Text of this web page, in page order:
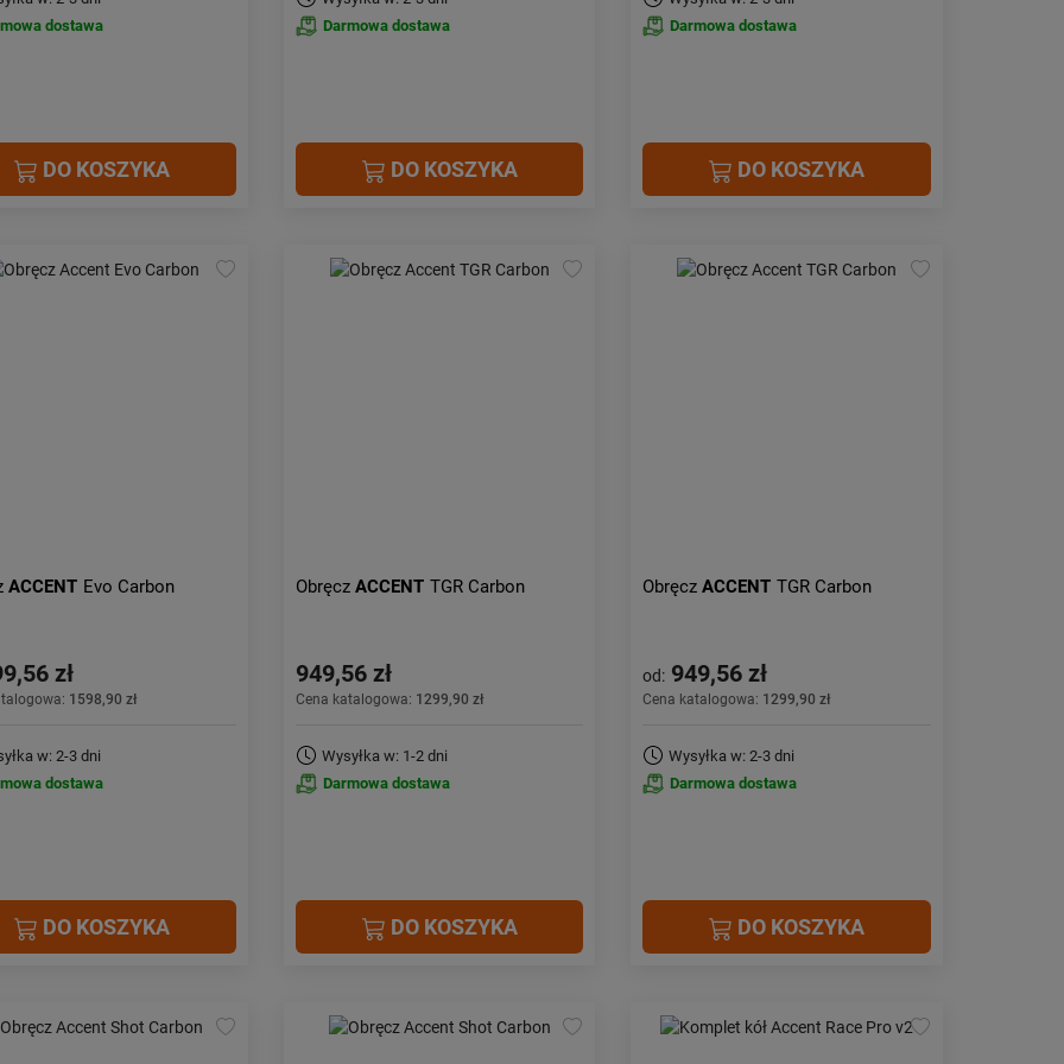
dostawa
DO KOSZYKA
Darmowa dostawa
DO KOSZYKA
Darmowa dostawa
DO KOSZYKA
ACCENT Evo Carbon
zł
1598,90 zł
w: 2-3 dni
dostawa
DO KOSZYKA
Obręcz ACCENT TGR Carbon
949,56 zł
Cena katalogowa: 1299,90 zł
Wysyłka w: 1-2 dni
Darmowa dostawa
DO KOSZYKA
ObręczACCENT TGR Carbon
od: 949,56 zł
Cena katalogowa: 1299,90 zł
Wysyłka w: 2-3 dni
Darmowa dostawa
DO KOSZYKA